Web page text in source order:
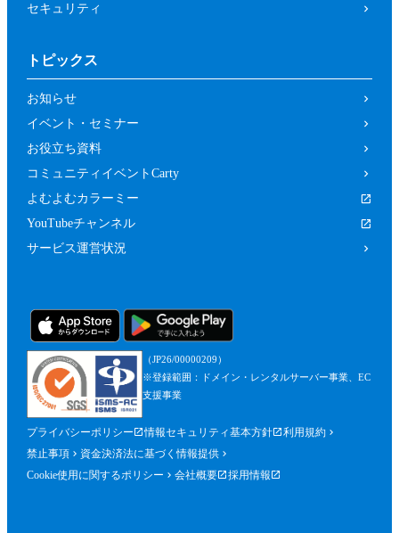
セキュリティ
トピックス
お知らせ
イベント・セミナー
お役立ち資料
コミュニティイベントCarty
よむよむカラーミー
YouTubeチャンネル
サービス運営状況
（JP26/00000209）
※登録範囲：ドメイン・レンタルサーバー事業、EC
支援事業
プライバシーポリシー 情報セキュリティ基本方針
利用規約
禁止事項
資金決済法に基づく情報提供
Cookie使用に関するポリシー
会社概要 採用情報